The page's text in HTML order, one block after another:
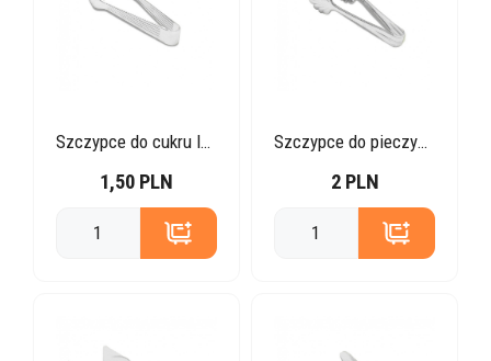
Szczypce do cukru lub lodu 16 cm
1,50 PLN
Szczypce do pieczywa 21cm
2 PLN